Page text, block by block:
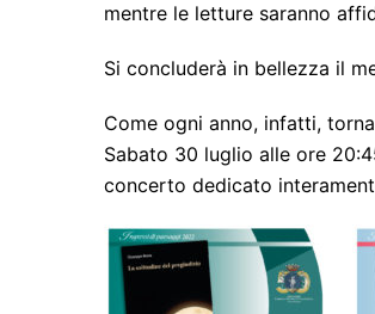
mentre le letture saranno
Si concluderà in bellezza il
Come ogni anno, infatti,
Sabato 30 luglio alle ore
concerto dedicato